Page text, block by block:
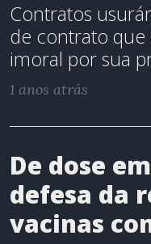
Contratos
de contrato
imoral por sua
1 anos atrás
De dose
defesa da
vacinas